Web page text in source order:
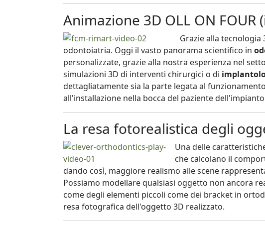
Animazione 3D OLL ON
Grazie alla
odontoiatria. Oggi il vasto panorama scientifico in
personalizzate, grazie alla nostra esperienza nel
simulazioni 3D di interventi chirurgici o di
dettagliatamente sia la parte legata al
all'installazione nella bocca del paziente
La resa fotorealistica degli
Una delle
che calcolano il
dando così, maggiore realismo alle scene
Possiamo modellare qualsiasi oggetto non ancora
come degli elementi piccoli come dei bracket in
resa fotografica dell'oggetto 3D realizzato.